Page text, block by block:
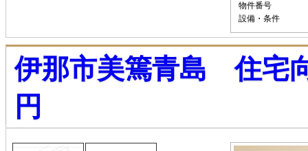
物件番号
設備・条件
伊那市美篶青島 住宅
円